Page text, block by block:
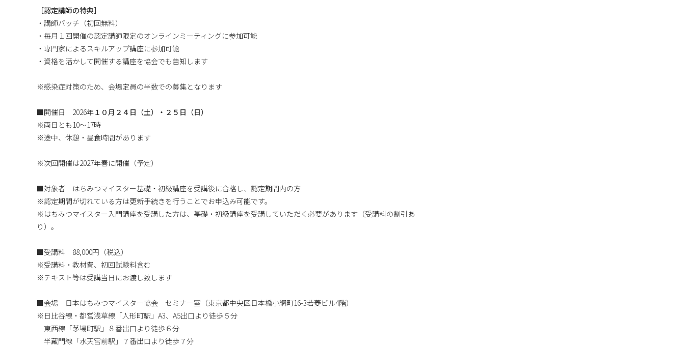
［認定講師の特典］
・講師バッチ（初回無料）
・毎月１回開催の認定講師限定のオンラインミーティングに参加可能
・専門家によるスキルアップ講座に参加可能
・資格を活かして開催する講座を協会でも告知します
※感染症対策のため、会場定員の半数での募集となります
■開催日 2026年１０月２４日（土）・２５日（日）
※両日とも10～17時
※途中、休憩・昼食時間があります
※次回開催は2027年春に開催（予定）
■対象者 はちみつマイスター基礎・初級講座を受講後に合格し、認定期間内の方
※認定期間が切れている方は更新手続きを行うことでお申込み可能です。
※はちみつマイスター入門講座を受講した方は、基礎・初級講座を受講していただく必要があります（受講料の割引あ
り）。
■受講料 88,000円（税込）
※受講料・教材費、初回試験料含む
※テキスト等は受講当日にお渡し致します
■会場 日本はちみつマイスター協会 セミナー室（東京都中央区日本橋小網町16-3若菱ビル4階）
※日比谷線・都営浅草線「人形町駅」A3、A5出口より徒歩５分
東西線「茅場町駅」８番出口より徒歩６分
半蔵門線「水天宮前駅」７番出口より徒歩７分